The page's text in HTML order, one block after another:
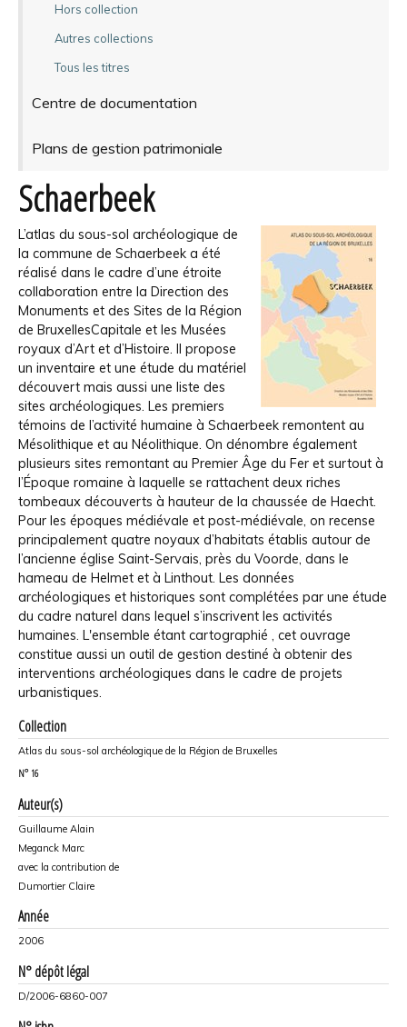
Hors collection
Autres collections
Tous les titres
Centre de documentation
Plans de gestion patrimoniale
Schaerbeek
L’atlas du sous-sol archéologique de
la commune de Schaerbeek a été
réalisé dans le cadre d’une étroite
collaboration entre la Direction des
Monuments et des Sites de la Région
de Bruxelles­Capitale et les Musées
royaux d’Art et d’Histoire. Il propose
un inventaire et une étude du matériel
découvert mais aussi une liste des
sites archéologiques. Les premiers
témoins de l’activité humaine à Schaerbeek remontent au
Mésolithique et au Néolithique. On dénombre également
plusieurs sites remontant au Premier Âge du Fer et surtout à
l’Époque romaine à laquelle se rattachent deux riches
tombeaux découverts à hauteur de la chaussée de Haecht.
Pour les époques médiévale et post-médiévale, on recense
principalement quatre noyaux d’habitats établis autour de
l’ancienne église Saint-Servais, près du Voorde, dans le
hameau de Helmet et à Linthout. Les données
archéologiques et historiques sont complétées par une étude
du cadre naturel dans lequel s’inscrivent les activités
humaines. L'ensemble étant cartographié , cet ouvrage
constitue aussi un outil de gestion destiné à obtenir des
interventions archéologiques dans le cadre de projets
urbanistiques.
Collection
Atlas du sous-sol archéologique de la Région de Bruxelles
N° 16
Auteur(s)
Guillaume Alain
Meganck Marc
avec la contribution de
Dumortier Claire
Année
2006
N° dépôt légal
D/2006-6860-007